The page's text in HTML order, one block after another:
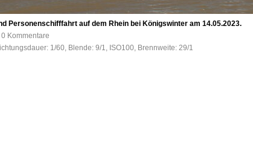
Personenschifffahrt auf dem Rhein bei Königswinter am 14.05.2023.
Kommentare
1/60, Blende: 9/1, ISO100, Brennweite: 29/1